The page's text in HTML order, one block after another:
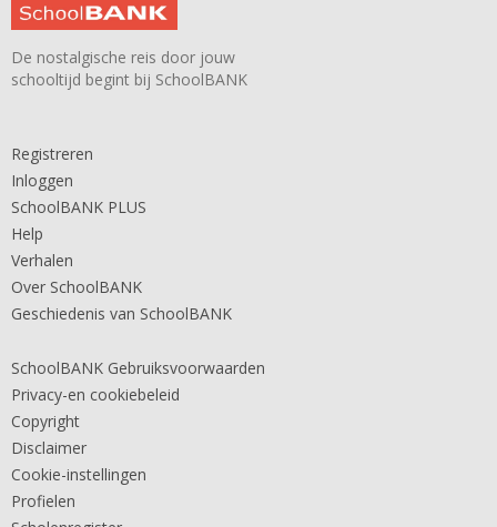
De nostalgische reis door jouw
schooltijd begint bij SchoolBANK
Registreren
Inloggen
SchoolBANK PLUS
Help
Verhalen
Over SchoolBANK
Geschiedenis van SchoolBANK
SchoolBANK Gebruiksvoorwaarden
Privacy-en cookiebeleid
Copyright
Disclaimer
Cookie-instellingen
Profielen